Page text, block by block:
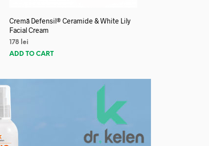
Cremă Defensil® Ceramide & White Lily
Facial Cream
178 lei
ADD TO CART